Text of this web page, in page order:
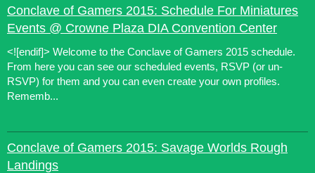
Conclave of Gamers 2015: Schedule For Miniatures
Events @ Crowne Plaza DIA Convention Center
<![endif]> Welcome to the Conclave of Gamers 2015 schedule.
From here you can see our scheduled events, RSVP (or un-
RSVP) for them and you can even create your own profiles.
Rememb...
Conclave of Gamers 2015: Savage Worlds Rough
Landings